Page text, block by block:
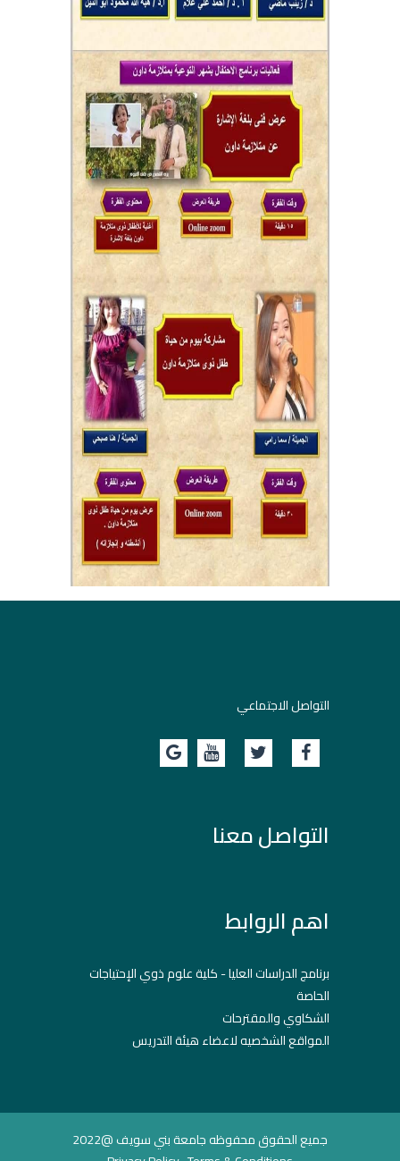
التواصل الاجتماعي
التواصل معنا
اهم الروابط
برنامج الدراسات العليا - كلية علوم ذوي الإحتياجات
الحاصة
الشكاوي والمقترحات
المواقع الشخصيه لاعضاء هيئة التدريس
جميع الحقوق محفوظه جامعة بني سويف @2022